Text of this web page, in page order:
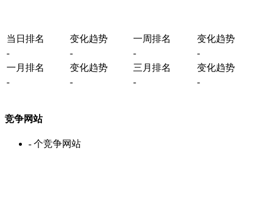
当日排名 变化趋势 一周排名
变化趋势
-
- -
-
一月排名
变化趋势 三月排名
变化趋势
-
- - -
竞争网站
- 个竞争网站